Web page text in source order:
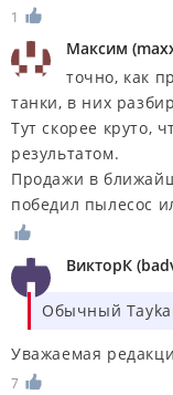
1
Максим (
точно, как
танки, в них
Тут скорее круто,
результатом.
Продажи в
победил пылесос
ВикторК (
Обычный
Уважаемая
7